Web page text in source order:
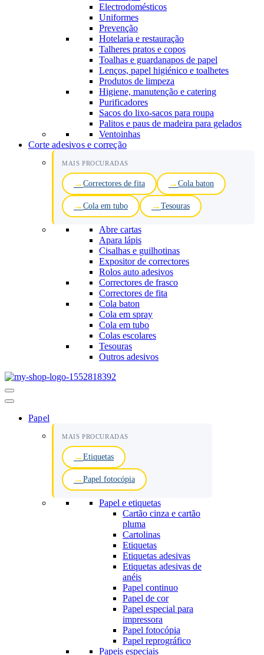
Electrodomésticos
Uniformes
Prevenção
Hotelaria e restauração
Talheres pratos e copos
Toalhas e guardanapos de papel
Lenços, papel higiénico e toalhetes
Produtos de limpeza
Higiene, manutenção e catering
Purificadores
Sacos do lixo-sacos para roupa
Palitos e paus de madeira para gelados
Ventoinhas
Corte adesivos e correção
MAIS PROCURADAS
Correctores de fita Cola baton
Cola em tubo Tesouras
Abre cartas
Apara lápis
Cisalhas e guilhotinas
Expositor de correctores
Rolos auto adesivos
Correctores de frasco
Correctores de fita
Cola baton
Cola em spray
Cola em tubo
Colas escolares
Tesouras
Outros adesivos
Menu
de
Papel
MAIS PROCURADAS
Etiquetas
Papel fotocópia
Papel e etiquetas
Cartão cinza e cartão
pluma
Cartolinas
Etiquetas
Etiquetas adesivas
Etiquetas adesivas de
anéis
Papel continuo
Papel de cor
Papel especial para
impressora
Papel fotocópia
Papel reprográfico
Papeis especiais